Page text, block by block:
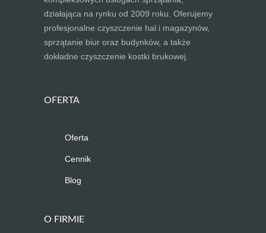
działająca na rynku od 2009 roku. Oferujemy
profesjonalne czyszczenie hal i magazynów,
sprzątanie biur oraz budynków, a także
dokładne czyszczenie kostki brukowej.
OFERTA
Oferta
Cennik
Blog
O FIRMIE